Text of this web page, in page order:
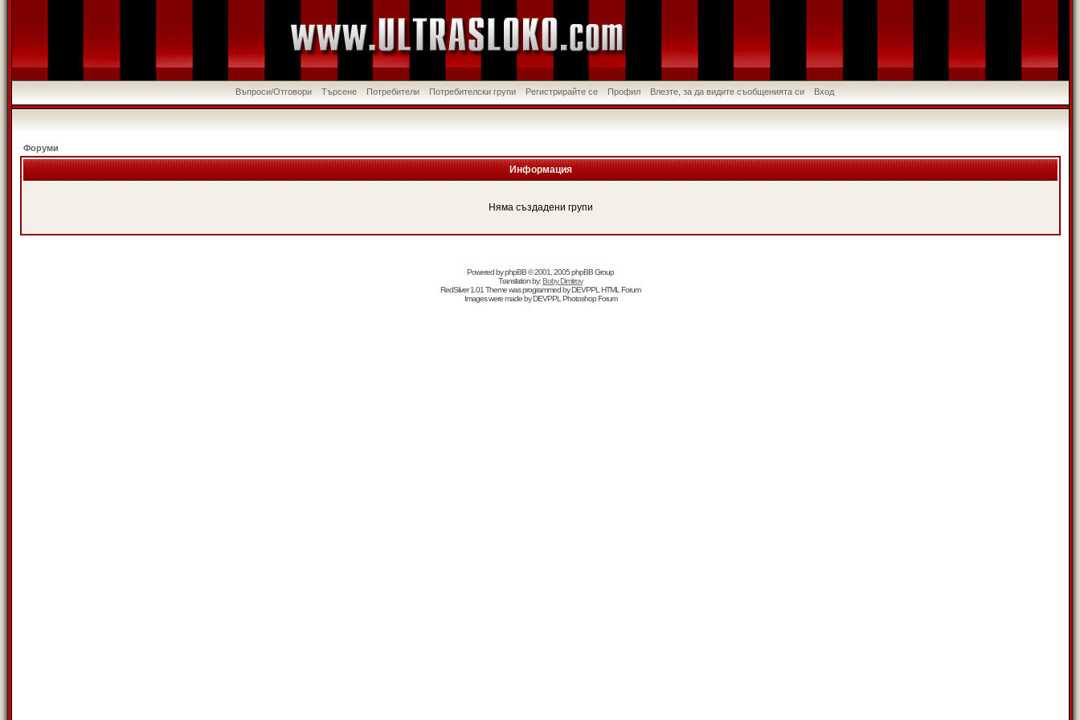
Въпроси/Отговори Търсене Потребители Потребителски групи Регистрирайте се Профил Влезте, за да видите съобщенията си Вход
Форуми
Информация
Няма създадени групи
Powered byphpBB© 2001, 2005 phpBB Group
Translation by:Boby Dimitrov
RedSilver 1.01 Theme was programmed byDEVPPL HTML Forum
Images were made byDEVPPL Photoshop Forum